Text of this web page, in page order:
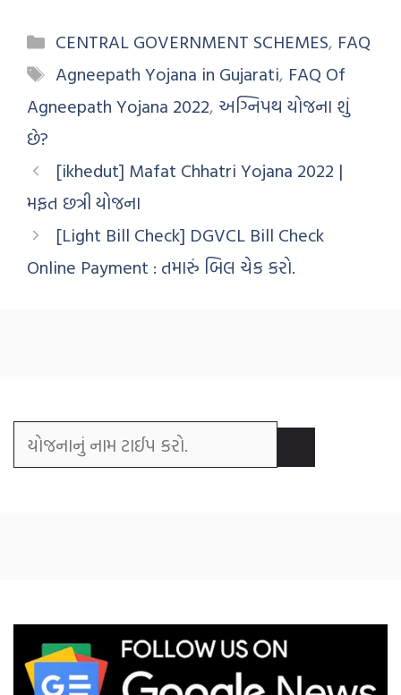
CENTRAL GOVERNMENT SCHEMES, FAQ
Agneepath Yojana in Gujarati, FAQ Of
Agneepath Yojana 2022, અગ્નિપથ યોજના શું
છે?
[ikhedut] Mafat Chhatri Yojana 2022 |
મફત છત્રી યોજના
[Light Bill Check] DGVCL Bill Check
Online Payment : તમારું બિલ ચેક કરો.